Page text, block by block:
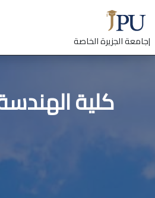
|جامعة الجزيرة الخاصة
كلية